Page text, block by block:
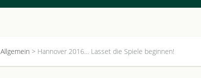
Allgemein > Hannover 2016… Lasset die Spiele beginnen!